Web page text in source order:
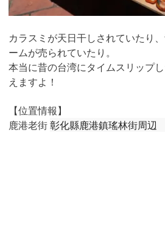
カラスミが天日干しされていたり
ームが売られていたり。
本当に昔の台湾にタイムスリップ
えますよ！
【位置情報】
鹿港老街彰化縣鹿港鎮瑤林街周辺